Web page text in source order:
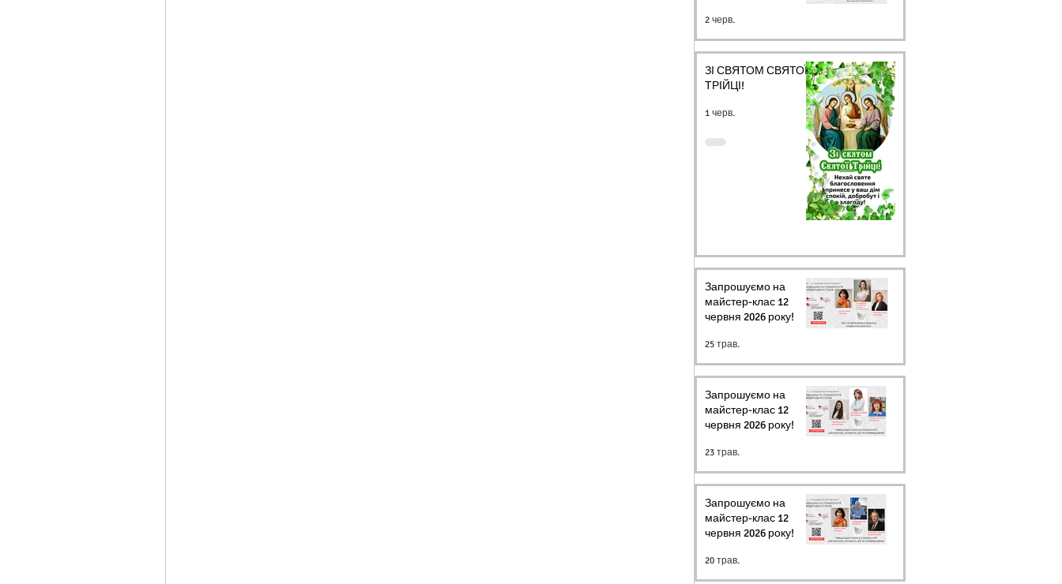
2 черв.
ЗІ СВЯТОМ СВЯТОЇ
ТРІЙЦІ!
1 черв.
Запрошуємо на
майстер-клас 12
червня 2026 року!
25 трав.
Запрошуємо на
майстер-клас 12
червня 2026 року!
23 трав.
Запрошуємо на
майстер-клас 12
червня 2026 року!
20 трав.